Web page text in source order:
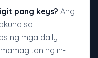
pang keys? Ang
sa
ng mga daily
ng in-